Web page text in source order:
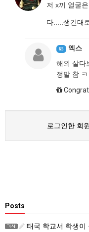
저 x끼 얼굴
다.....생긴대
65 엑스
해외 살다
정말 참
로그인한 회
Posts
태국 학교서 학생